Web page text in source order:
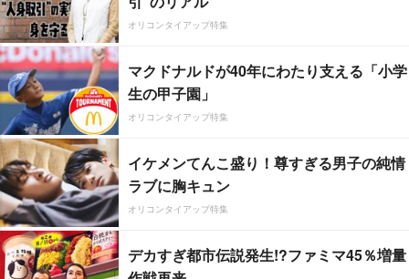
オリコンタイアップ特集
マクドナルドが40年にわたり支える「小学
生の甲子園」
オリコンタイアップ特集
イケメンてんこ盛り！尊すぎる男子の純情
ラブに胸キュン
オリコンタイアップ特集
デカすぎ都市伝説発生!?ファミマ45％増量